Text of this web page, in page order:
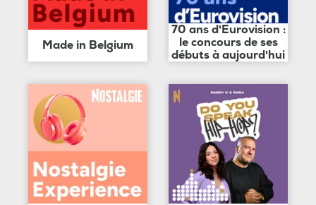
Made in Belgium
70 ans d'Eurovision :
le concours de ses
débuts à aujourd'hui